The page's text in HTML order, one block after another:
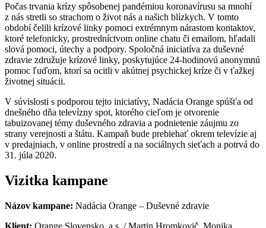
Počas trvania krízy spôsobenej pandémiou koronavírusu sa mnohí
z nás stretli so strachom o život nás a našich blízkych. V tomto
období čelili krízové linky pomoci extrémnym nárastom kontaktov,
ktoré telefonicky, prostredníctvom online chatu či emailom, hľadali
slová pomoci, útechy a podpory. Spoločná iniciatíva za duševné
zdravie združuje krízové linky, poskytujúce 24-hodinovú anonymnú
pomoc ľuďom, ktorí sa ocitli v akútnej psychickej kríze či v ťažkej
životnej situácii.
V súvislosti s podporou tejto iniciatívy, Nadácia Orange spúšťa od
dnešného dňa televízny spot, ktorého cieľom je otvorenie
tabuizovanej témy duševného zdravia a podnietenie záujmu zo
strany verejnosti a štátu. Kampaň bude prebiehať okrem televízie aj
v predajniach, v online prostredí a na sociálnych sieťach a potrvá do
31. júla 2020.
Vizitka kampane
Názov kampane: Nadácia Orange – Duševné zdravie
Klient: Orange Slovensko, a.s. / Martin Hromkovič, Monika